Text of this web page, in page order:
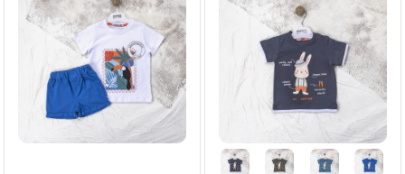
4 ADET 1-4 YAŞ 4 ADET 1-4